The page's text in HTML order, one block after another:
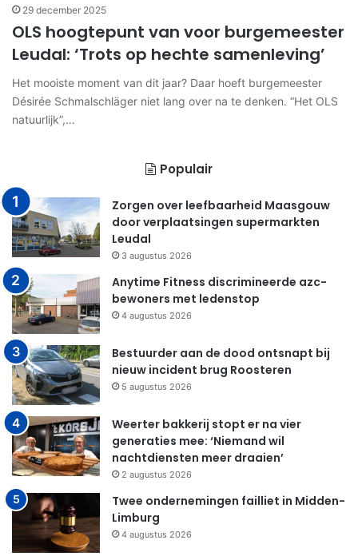
29 december 2025
OLS hoogtepunt van voor burgemeester
Leudal: ‘Trots op hechte samenleving’
Het mooiste moment van dit jaar? Daar hoeft burgemeester
Désirée Schmalschläger niet lang over na te denken. “Het OLS
natuurlijk”,…
Populair
Zorgen over leefbaarheid Maasgouw
door verplaatsingen supermarkten
Leudal
3 augustus 2026
Anytime Fitness discrimineerde azc-
bewoners met ledenstop
4 augustus 2026
Bestuurder aan de dood ontsnapt bij
nieuw incident brug Roosteren
5 augustus 2026
Weerter bakkerij stopt er na vier
generaties mee: ‘Niemand wil
nachtdiensten meer draaien’
2 augustus 2026
Twee ondernemingen failliet in Midden-
Limburg
4 augustus 2026